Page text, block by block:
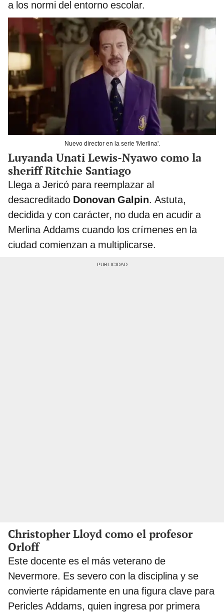
a los normi del entorno escolar.
Nuevo director en la serie 'Merlina'.
Luyanda Unati Lewis-Nyawo como la
sheriff Ritchie Santiago
Llega a Jericó para reemplazar al
desacreditado Donovan Galpin. Astuta,
decidida y con carácter, no duda en acudir a
Merlina Addams cuando los crímenes en la
ciudad comienzan a multiplicarse.
Christopher Lloyd como el profesor
Orloff
Este docente es el más veterano de
Nevermore. Es severo con la disciplina y se
convierte rápidamente en una figura clave para
Pericles Addams, quien ingresa por primera